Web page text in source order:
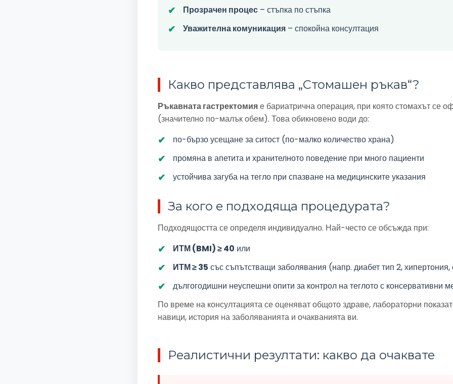
Прозрачен процес – стъпка по стъпка
Уважителна комуникация – спокойна консултация
Какво представлява „Стомашен ръкав“?
Ръкавната гастректомияе бариатрична операция, при която стомахът се
(значително по-малък обем). Това обикновено води до:
по-бързо усещане за ситост (по-малко количество храна)
промяна в апетита и хранителното поведение при много пациенти
устойчива загуба на тегло при спазване на медицинските указания
За кого е подходяща процедурата?
Подходящостта се определя индивидуално. Най-често се обсъжда при:
ИТМ (BMI) ≥ 40 или
ИТМ ≥ 35 със съпътстващи заболявания (напр. диабет тип 2,
дългогодишни неуспешни опити за контрол на теглото с консервативни
По време на консултацията се оценяват общото здраве, лабораторни
навици, история на заболяванията и очакванията ви.
Реалистични резултати: какво да очаквате